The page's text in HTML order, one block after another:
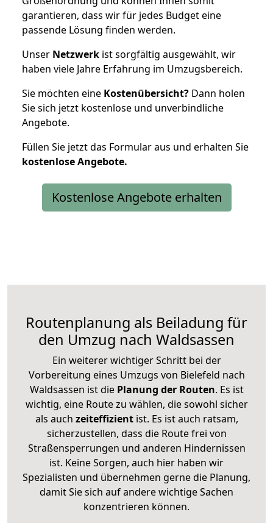
garantieren, dass wir für jedes Budget eine
passende Lösung finden werden.
Unser Netzwerk ist sorgfältig ausgewählt, wir
haben viele Jahre Erfahrung im Umzugsbereich.
Sie möchten eine Kostenübersicht? Dann holen
Sie sich jetzt kostenlose und unverbindliche
Angebote.
Füllen Sie jetzt das Formular aus und erhalten Sie
kostenloseAngebote.
Kostenlose Angebote erhalten
Routenplanung als Beiladung für
den Umzug nach Waldsassen
Ein weiterer wichtiger Schritt bei der
Vorbereitung eines Umzugs von Bielefeld nach
Waldsassen ist diePlanung der Routen. Es ist
wichtig, eine Route zu wählen, die sowohl sicher
als auch zeiteffizientist. Es ist auch ratsam,
sicherzustellen, dass die Route frei von
Straßensperrungen und anderen Hindernissen
ist. Keine Sorgen, auch hier haben wir
Spezialisten und übernehmen gerne die Planung,
damit Sie sich auf andere wichtige Sachen
konzentrieren können.